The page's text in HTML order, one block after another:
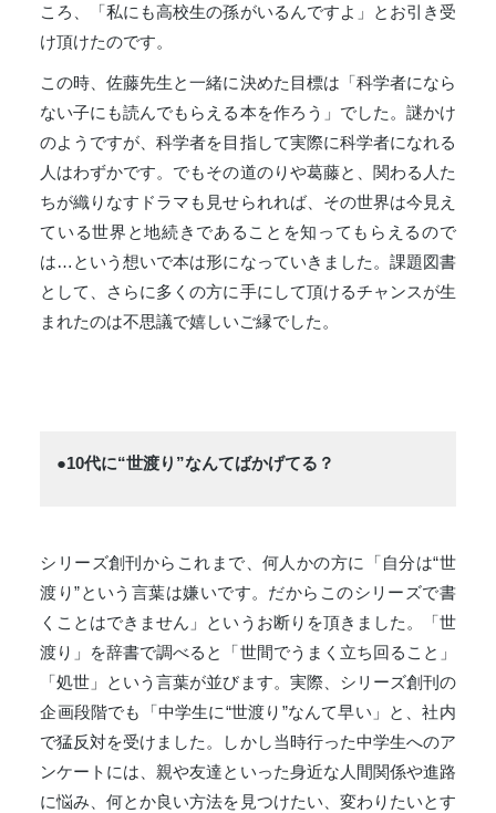
ころ、「私にも高校生の孫がいるんですよ」とお引き受
け頂けたのです。
この時、佐藤先生と一緒に決めた目標は「科学者になら
ない子にも読んでもらえる本を作ろう」でした。謎かけ
のようですが、科学者を目指して実際に科学者になれる
人はわずかです。でもその道のりや葛藤と、関わる人た
ちが織りなすドラマも見せられれば、その世界は今見え
ている世界と地続きであることを知ってもらえるので
は…という想いで本は形になっていきました。課題図書
として、さらに多くの方に手にして頂けるチャンスが生
まれたのは不思議で嬉しいご縁でした。
●10代に“世渡り”なんてばかげてる？
シリーズ創刊からこれまで、何人かの方に「自分は“世
渡り”という言葉は嫌いです。だからこのシリーズで書
くことはできません」というお断りを頂きました。「世
渡り」を辞書で調べると「世間でうまく立ち回ること」
「処世」という言葉が並びます。実際、シリーズ創刊の
企画段階でも「中学生に“世渡り”なんて早い」と、社内
で猛反対を受けました。しかし当時行った中学生へのア
ンケートには、親や友達といった身近な人間関係や進路
に悩み、何とか良い方法を見つけたい、変わりたいとす